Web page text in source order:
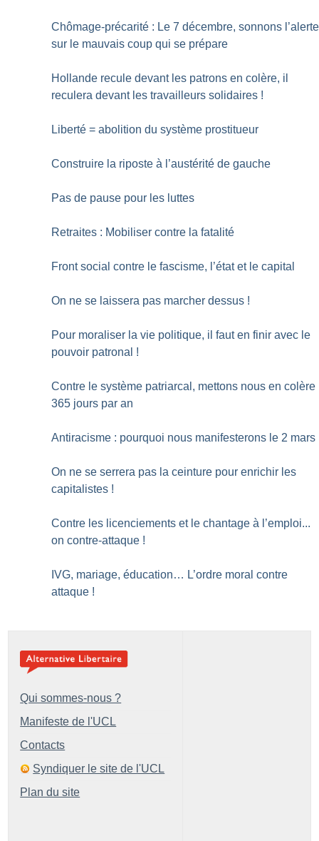
Chômage-précarité : Le 7 décembre, sonnons l’alerte
sur le mauvais coup qui se prépare
Hollande recule devant les patrons en colère, il
reculera devant les travailleurs solidaires !
Liberté = abolition du système prostitueur
Construire la riposte à l’austérité de gauche
Pas de pause pour les luttes
Retraites : Mobiliser contre la fatalité
Front social contre le fascisme, l’état et le capital
On ne se laissera pas marcher dessus !
Pour moraliser la vie politique, il faut en finir avec le
pouvoir patronal !
Contre le système patriarcal, mettons nous en colère
365 jours par an
Antiracisme : pourquoi nous manifesterons le 2 mars
On ne se serrera pas la ceinture pour enrichir les
capitalistes !
Contre les licenciements et le chantage à l’emploi...
on contre-attaque !
IVG, mariage, éducation… L’ordre moral contre
attaque !
Qui sommes-nous ?
Manifeste de l'UCL
Contacts
Syndiquer le site de l'UCL
Plan du site